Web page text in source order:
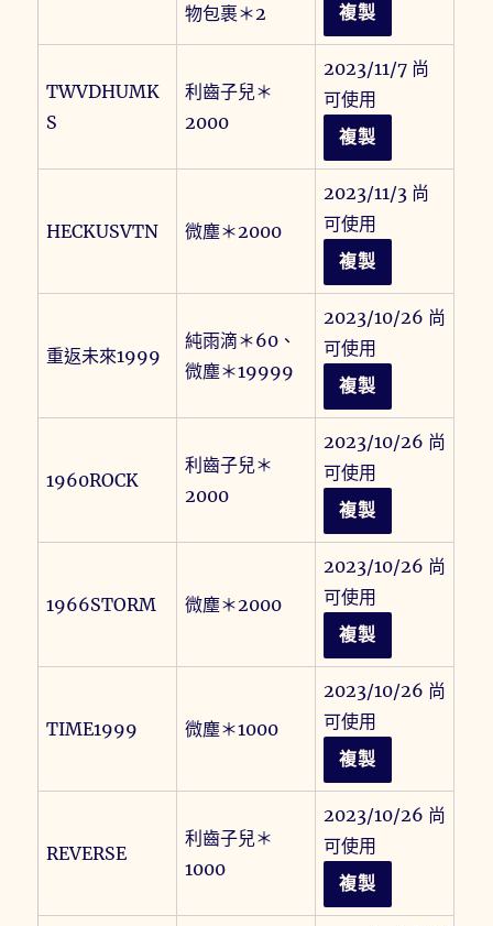
物包裹＊2 複製
TWVDHUMK
S
利齒子兒＊
2000
2023/11/7 尚
可使用
複製
HECKUSVTN 微塵＊2000
2023/11/3 尚
可使用
複製
重返未來1999
純雨滴＊60、
微塵＊19999
2023/10/26 尚
可使用
複製
1960ROCK
利齒子兒＊
2000
2023/10/26 尚
可使用
複製
1966STORM 微塵＊2000
2023/10/26 尚
可使用
複製
TIME1999 微塵＊1000
2023/10/26 尚
可使用
複製
REVERSE
利齒子兒＊
1000
2023/10/26 尚
可使用
複製